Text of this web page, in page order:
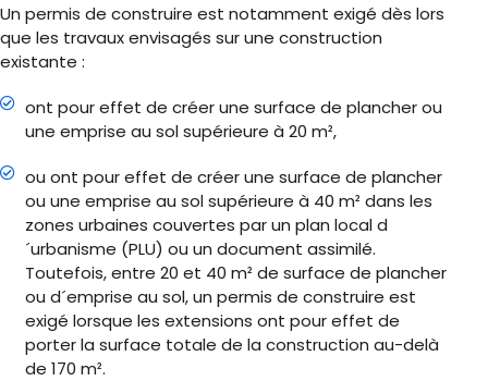
Un permis de construire est notamment exigé dès lors
que les travaux envisagés sur une construction
existante :
ont pour effet de créer une surface de plancher ou
une emprise au sol supérieure à 20 m²,
ou ont pour effet de créer une surface de plancher
ou une emprise au sol supérieure à 40 m² dans les
zones urbaines couvertes par un plan local d
´urbanisme (PLU) ou un document assimilé.
Toutefois, entre 20 et 40 m² de surface de plancher
ou d´emprise au sol, un permis de construire est
exigé lorsque les extensions ont pour effet de
porter la surface totale de la construction au-delà
de 170 m².